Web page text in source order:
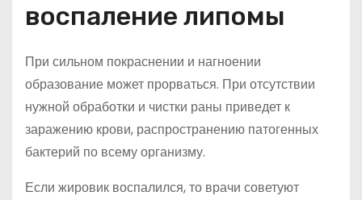
воспаление липомы
При сильном покраснении и нагноении
образование может прорваться. При отсутствии
нужной обработки и чистки раны приведет к
заражению крови, распространению патогенных
бактерий по всему организму.
Если жировик воспалился, то врачи советуют